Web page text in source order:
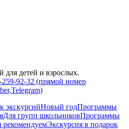
для детей и взрослых.
259-92-32 (прямой номер
экскурсийНовый годПрограммы
Для групп школьниковПрограммы
Экскурсия в подарок